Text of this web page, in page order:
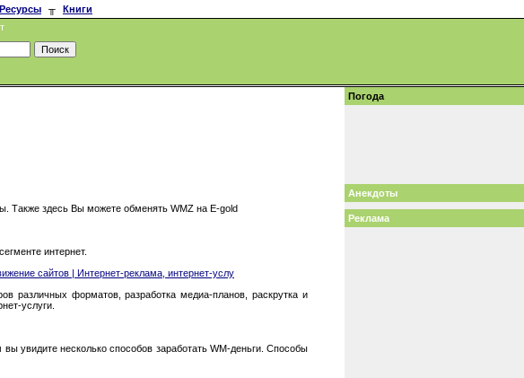
Ресурсы ╥
Книги
Также здесь Вы можете обменять WMZ на E-gold
интернет.
сайтов | Интернет-реклама, интернет-услу
различных форматов, разработка медиа-планов, раскрутка и
услуги.
увидите несколько способов заработать WM-деньги. Способы
Погода
Анекдоты
Реклама